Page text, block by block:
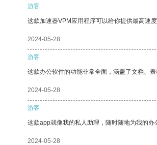
游客
这款加速器VPM应用程序可以给你提供最高速度
2024-05-28
游客
这款办公软件的功能非常全面，涵盖了文档、
2024-05-28
游客
这款app就像我的私人助理，随时随地为我的办
2024-05-28